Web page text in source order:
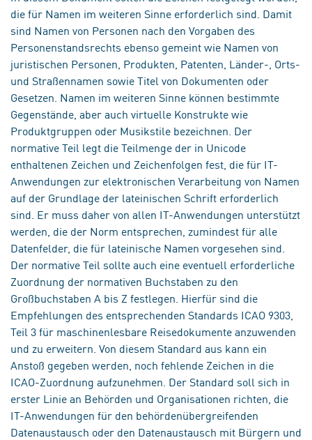
die für Namen im weiteren Sinne erforderlich sind. Damit
sind Namen von Personen nach den Vorgaben des
Personenstandsrechts ebenso gemeint wie Namen von
juristischen Personen, Produkten, Patenten, Länder-, Orts-
und Straßennamen sowie Titel von Dokumenten oder
Gesetzen. Namen im weiteren Sinne können bestimmte
Gegenstände, aber auch virtuelle Konstrukte wie
Produktgruppen oder Musikstile bezeichnen. Der
normative Teil legt die Teilmenge der in Unicode
enthaltenen Zeichen und Zeichenfolgen fest, die für IT-
Anwendungen zur elektronischen Verarbeitung von Namen
auf der Grundlage der lateinischen Schrift erforderlich
sind. Er muss daher von allen IT-Anwendungen unterstützt
werden, die der Norm entsprechen, zumindest für alle
Datenfelder, die für lateinische Namen vorgesehen sind.
Der normative Teil sollte auch eine eventuell erforderliche
Zuordnung der normativen Buchstaben zu den
Großbuchstaben A bis Z festlegen. Hierfür sind die
Empfehlungen des entsprechenden Standards ICAO 9303,
Teil 3 für maschinenlesbare Reisedokumente anzuwenden
und zu erweitern. Von diesem Standard aus kann ein
Anstoß gegeben werden, noch fehlende Zeichen in die
ICAO-Zuordnung aufzunehmen. Der Standard soll sich in
erster Linie an Behörden und Organisationen richten, die
IT-Anwendungen für den behördenübergreifenden
Datenaustausch oder den Datenaustausch mit Bürgern und